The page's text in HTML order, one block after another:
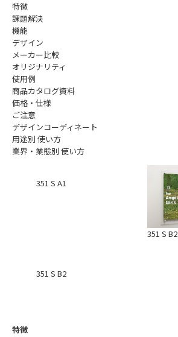
特徴
課題解決
機能
デザイン
メーカー比較
オリジナリティ
使用例
商品カタログ資料
価格・仕様
ご注意
デザインコーディネート
用途別 使い方
業界・業態別 使い方
351 S A1
351 S B2
351 S B2
特徴